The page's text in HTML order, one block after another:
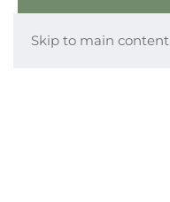
Skip to main content